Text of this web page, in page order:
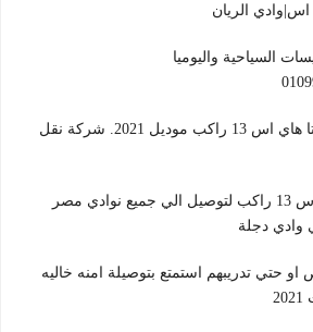
اس|وادي الريان
السياحية واليوميا
لذلك حصريا تأجير تويوتا هاي اس 13 راكب موديل 2021. شركة نقل
قوم بتأجير تويوتا هاي اس 13 راكب لتوصيل الي جميع نوادي مصر
دجلة
او حتي تدريبهم استمتع بتوصيلة امنه خاليه